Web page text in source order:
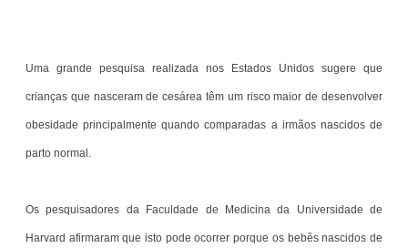
Uma grande pesquisa realizada nos Estados Unidos sugere que
crianças que nasceram de cesárea têm um risco maior de desenvolver
obesidade principalmente quando comparadas a irmãos nascidos de
parto normal.
Os pesquisadores da Faculdade de Medicina da Universidade de
Harvard afirmaram que isto pode ocorrer porque os bebês nascidos de